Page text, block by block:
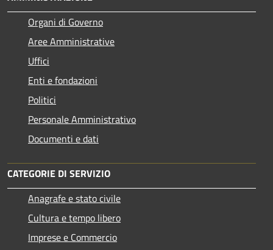
Organi di Governo
Aree Amministrative
Uffici
Enti e fondazioni
Politici
Personale Amministrativo
Documenti e dati
CATEGORIE DI SERVIZIO
Anagrafe e stato civile
Cultura e tempo libero
Imprese e Commercio